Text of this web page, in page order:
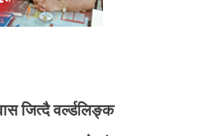
जित्दै वर्ल्डलिङ्क